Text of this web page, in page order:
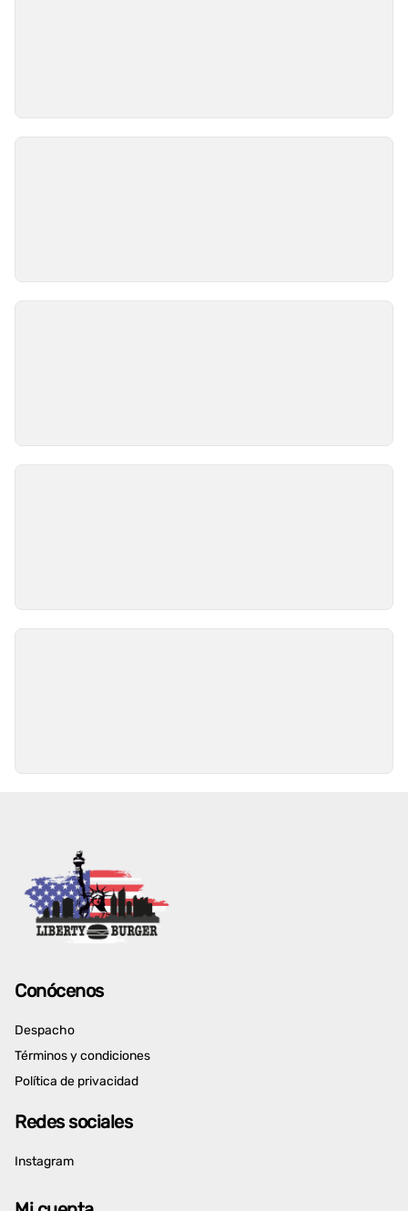
Conócenos
Despacho
Términos y condiciones
Política de privacidad
Redes sociales
Instagram